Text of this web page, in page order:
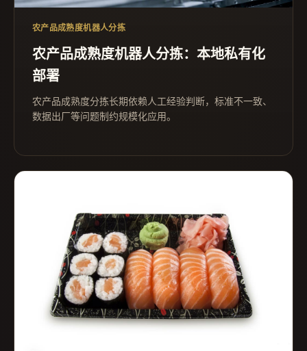
农产品成熟度机器人分拣
农产品成熟度机器人分拣：本地私有化
部署
农产品成熟度分拣长期依赖人工经验判断，标准不一致、
数据出厂等问题制约规模化应用。